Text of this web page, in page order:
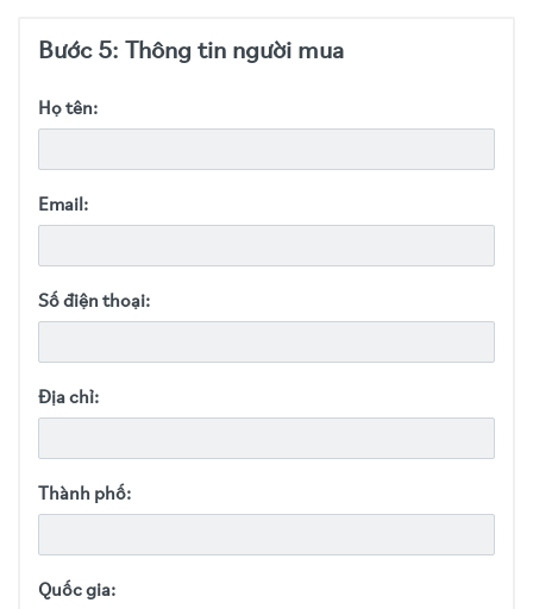
Bước 5: Thông tin người mua
Họ tên:
Email:
Số điện thoại:
Địa chỉ:
Thành phố:
Quốc gia: